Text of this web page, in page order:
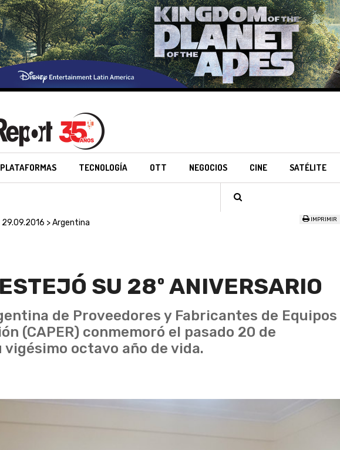
PLATAFORMAS TECNOLOGÍA OTT NEGOCIOS CINE SATÉLITE
29.09.2016 > Argentina IMPRIMIR
SU 28º ANIVERSARIO
de Proveedores y Fabricantes de Equipos
(CAPER) conmemoró el pasado 20 de
octavo año de vida.